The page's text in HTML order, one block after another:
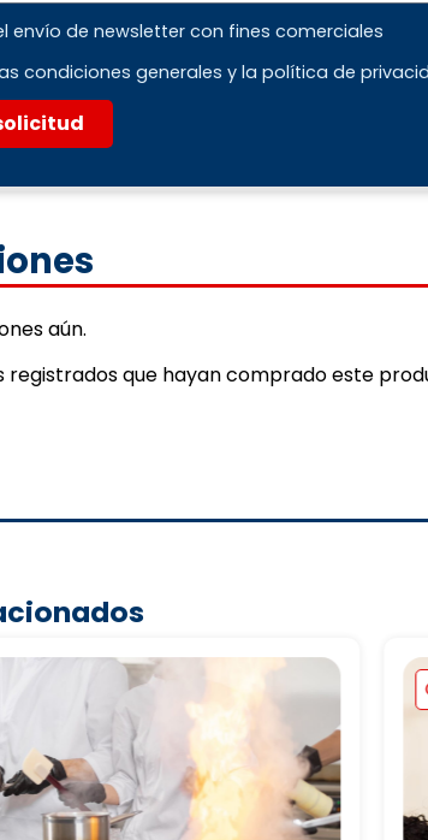
envío de newsletter con fines comerciales
condiciones generales y la política de
aún.
registrados que hayan comprado este